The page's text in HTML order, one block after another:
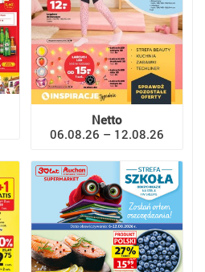
Netto
06.08.26 – 12.08.26